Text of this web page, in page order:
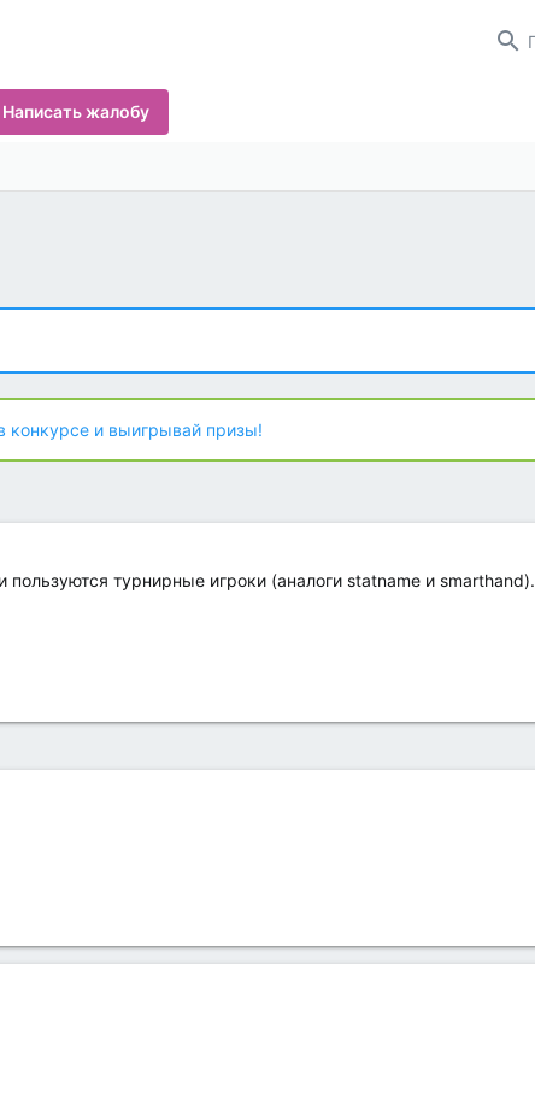
Написать жалобу
конкурсе и выигрывай призы!
турнирные игроки (аналоги statname и smarthand).